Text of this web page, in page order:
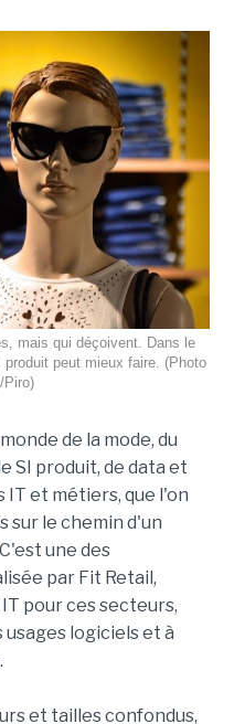
mais qui déçoivent. Dans le
peut mieux faire. (Photo
Piro)
de la mode, du
SI produit, de data et
et métiers, que l'on
sur le chemin d'un
une des
par Fit Retail,
pour ces secteurs,
logiciels et à
et tailles confondus,